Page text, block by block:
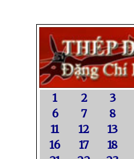
1 2 3
6
7 8
11
12 13
16
17 18